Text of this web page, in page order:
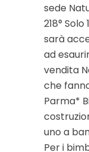
sede
218°
sarà
ad
vendita
che
Parma*
uno a
Per i